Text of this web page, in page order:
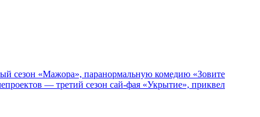
сезон «Мажора», паранормальную комедию «Зовите
— третий сезон сай-фая «Укрытие», приквел